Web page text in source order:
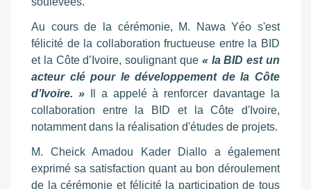
Au cours de la cérémonie, M. Nawa Yéo s'est
félicité de la collaboration fructueuse entre la BID
et la Côte d’Ivoire, soulignant que « la BID est un
acteur clé pour le développement de la Côte
d’Ivoire. »
Il a appelé à renforcer davantage la
collaboration entre la BID et la Côte d'Ivoire,
notamment dans la réalisation d'études de projets.
M. Cheick Amadou Kader Diallo a également
exprimé sa satisfaction quant au bon déroulement
de la cérémonie et félicité la participation de tous